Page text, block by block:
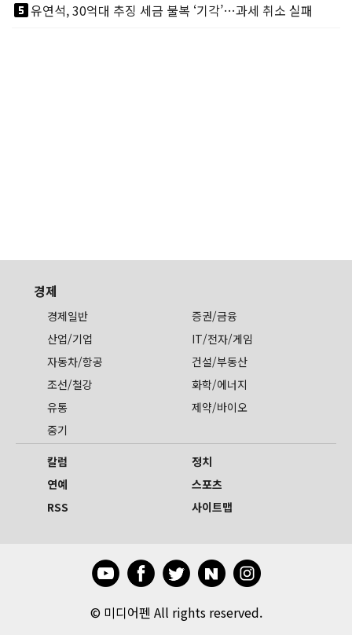
looks_5유연석, 30억대 추징 세금 불복 ‘기각’…과세 취소 실패
경제
경제일반
증권/금융
산업/기업
IT/전자/게임
자동차/항공
건설/부동산
조선/철강
화학/에너지
유통
제약/바이오
중기
칼럼
정치
연예
스포츠
RSS
사이트맵
© 미디어펜 All rights reserved.